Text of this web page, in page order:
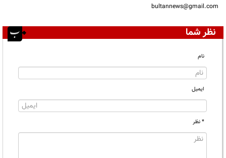
bultannews@gmail.com
نظر شما
نام
ایمیل
* نظر